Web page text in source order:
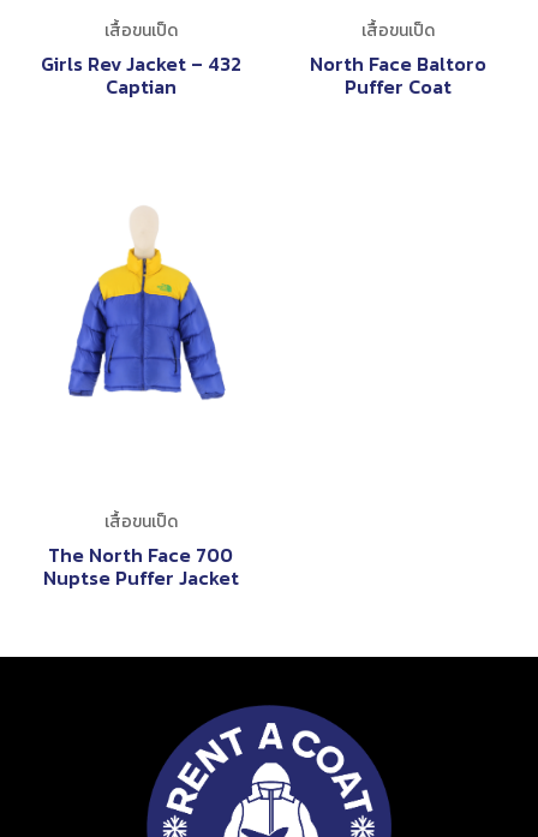
เสื้อขนเป็ด
Girls Rev Jacket – 432
Captian
เสื้อขนเป็ด
North Face Baltoro
Puffer Coat
เสื้อขนเป็ด
The North Face 700
Nuptse Puffer Jacket